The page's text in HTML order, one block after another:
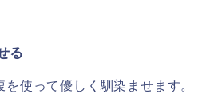
る
使って優しく馴染ませます。